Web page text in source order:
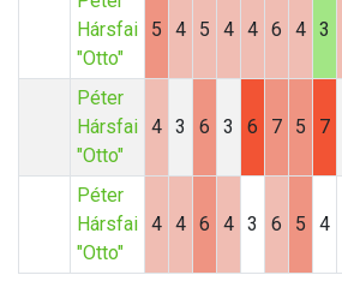
Hársfai
"Otto"
5 4 5 4 4 6 4 3
Péter
Hársfai
"Otto"
4 3 6 3 6 7 5 7
Péter
Hársfai
"Otto"
4 4 6 4 3 6 5 4